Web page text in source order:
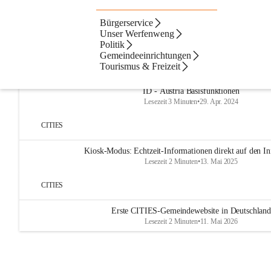
Bürgerservice
Unser Werfenweng
Politik
Gemeindeeinrichtungen
Tourismus & Freizeit
Artikel Dateien
ID - Austria Basisfunktionen
Lesezeit 3 Minuten•29. Apr. 2024
CITIES
Kiosk-Modus: Echtzeit-Informationen direkt auf den
Lesezeit 2 Minuten•13. Mai 2025
CITIES
Erste CITIES-Gemeindewebsite in Deutschland
Lesezeit 2 Minuten•11. Mai 2026